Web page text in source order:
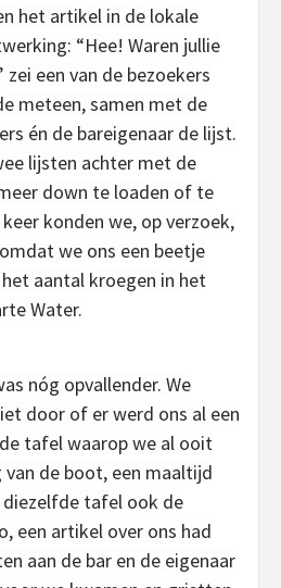
het artikel in de lokale
“Hee! Waren jullie
een van de bezoekers
meteen, samen met de
én de bareigenaar de lijst.
lijsten achter met de
down te loaden of te
konden we, op verzoek,
we ons een beetje
aantal kroegen in het
Water.
nóg opvallender. We
door of er werd ons al een
tafel waarop we al ooit
van de boot, een maaltijd
diezelfde tafel ook de
een artikel over ons had
aan de bar en de eigenaar